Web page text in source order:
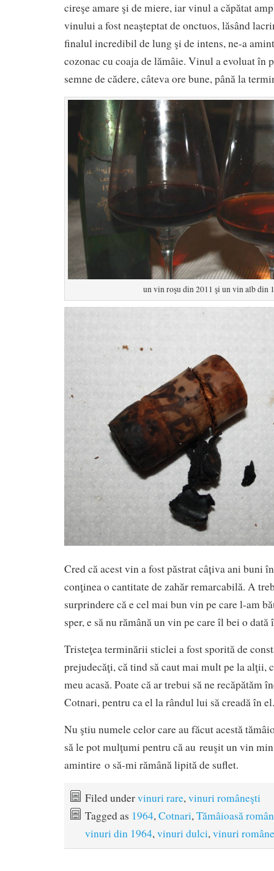
cireşe amare şi de miere, iar vinul a căpătat
vinului a fost neaşteptat de onctuos, lăsând
finalul incredibil de lung şi de intens, ne-a
cozonac cu coaja de lămâie. Vinul a evoluat în
semne de cădere, câteva ore bune, până la
un vin roşu din 2011 şi un vin alb din
Cred că acest vin a fost păstrat câțiva ani buni
conţinea o cantitate de zahăr remarcabilă. A
surprindere că e cel mai bun vin pe care l-am
sper, e să nu rămână un vin pe care îl bei o dată
Tristeţea terminării sticlei a fost sporită de
prejudecăţi, că tind să caut mai mult pe la alţii,
meu acasă. Poate că ar trebui să ne recăpătăm
Cotnari, pentru ca el la rândul lui să creadă în el.
Nu ştiu numele celor care au făcut acestă
să le pot mulţumi pentru că au reuşit un vin
amintire o să-mi rămână lipită de suflet.
Filed undervinuri rare,vinuri româneşti
Tagged as 1964,Cotnari,Tămâioasă
vinuri din 1964,vinuri dulci,vinuri